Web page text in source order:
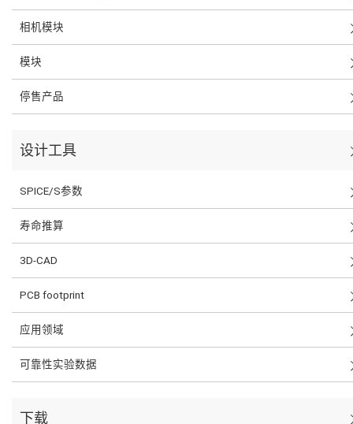
相机模块
模块
停售产品
设计工具
SPICE/S参数
寿命推算
3D-CAD
PCB footprint
应用领域
可靠性实验数据
下载